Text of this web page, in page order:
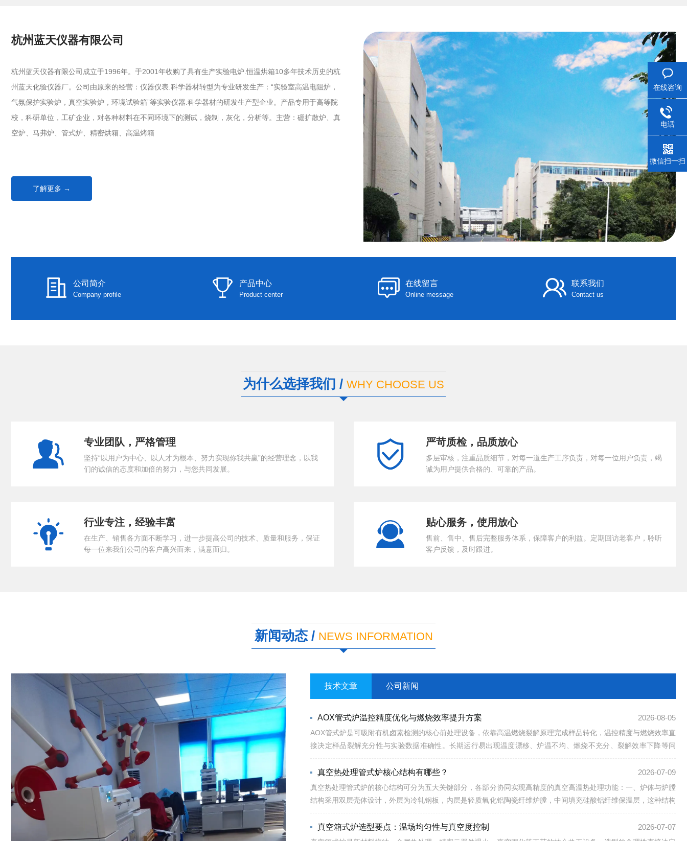
杭州蓝天仪器有限公司
杭州蓝天仪器有限公司成立于1996年。于2001年收购了具有生产实验电炉.恒温烘箱10多年技术历史的杭
州蓝天化验仪器厂。公司由原来的经营：仪器仪表.科学器材转型为专业研发生产：“实验室高温电阻炉，
气氛保护实验炉，真空实验炉，环境试验箱”等实验仪器.科学器材的研发生产型企业。产品专用于高等院
校，科研单位，工矿企业，对各种材料在不同环境下的测试，烧制，灰化，分析等。主营：硼扩散炉、真
空炉、马弗炉、管式炉、精密烘箱、高温烤箱
了解更多 →
公司简介
Company profile
产品中心
Product center
在线留言
Online message
联系我们
Contact us
为什么选择我们 / WHY CHOOSE US
专业团队，严格管理
坚持“以用户为中心、以人才为根本、努力实现你我共赢”的经营理念，以我
们的诚信的态度和加倍的努力，与您共同发展。
严苛质检，品质放心
多层审核，注重品质细节，对每一道生产工序负责，对每一位用户负责，竭
诚为用户提供合格的、可靠的产品。
行业专注，经验丰富
在生产、销售各方面不断学习，进一步提高公司的技术、质量和服务，保证
每一位来我们公司的客户高兴而来，满意而归。
贴心服务，使用放心
售前、售中、售后完整服务体系，保障客户的利益。定期回访老客户，聆听
客户反馈，及时跟进。
新闻动态 / NEWS INFORMATION
技术文章 公司新闻
AOX管式炉温控精度优化与燃烧效率提升方案 2026-08-05
AOX管式炉是可吸附有机卤素检测的核心前处理设备，依靠高温燃烧裂解原理完成样品转化，温控精度与燃烧效率直
接决定样品裂解充分性与实验数据准确性。长期运行易出现温度漂移、炉温不均、燃烧不充分、裂解效率下降等问
真空热处理管式炉核心结构有哪些？ 2026-07-09
真空热处理管式炉的核心结构可分为五大关键部分，各部分协同实现高精度的真空高温热处理功能：一、炉体与炉膛
结构采用双层壳体设计，外层为冷轧钢板，内层是轻质氧化铝陶瓷纤维炉膛，中间填充硅酸铝纤维保温层，这种结构
真空箱式炉选型要点：温场均匀性与真空度控制 2026-07-07
在线咨询
电话
微信扫一扫